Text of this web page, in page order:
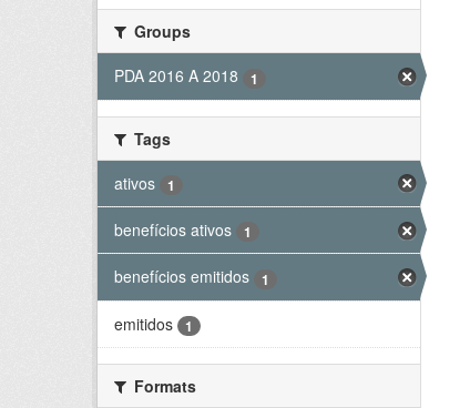
Groups
PDA 2016 A 2018
1
Tags
ativos
1
benefícios ativos 1
benefícios emitidos 1
emitidos 1
Formats